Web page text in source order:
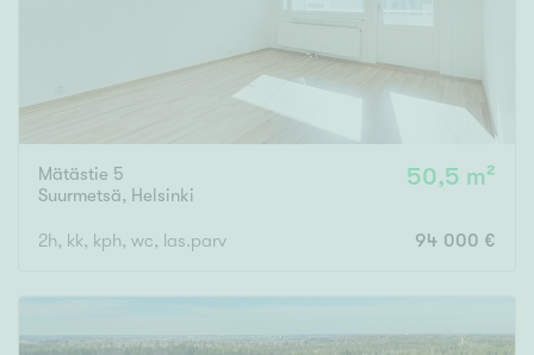
000 €
Pinta-ala
Mätästie 5
Suurmetsä, Helsinki
50,5 m²
2h, kk, kph, wc, las.parv 94 000 €